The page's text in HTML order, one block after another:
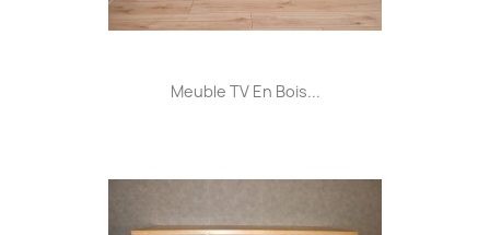
Meuble TV En Bois...